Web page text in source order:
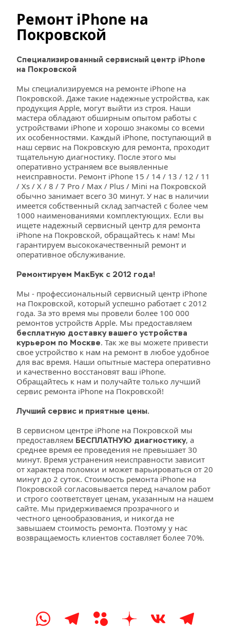
Ремонт iPhone на
Покровской
Специализированный сервисный центр iPhone
на Покровской
Мы специализируемся на ремонте iPhone на
Покровской. Даже такие надежные устройства, как
продукция Apple, могут выйти из строя. Наши
мастера обладают обширным опытом работы с
устройствами iPhone и хорошо знакомы со всеми
их особенностями. Каждый iPhone, поступающий в
наш сервис на Покровскую для ремонта, проходит
тщательную диагностику. После этого мы
оперативно устраняем все выявленные
неисправности. Ремонт iPhone 15 / 14 / 13 / 12 / 11
/ Xs / X / 8 / 7 Pro / Max / Plus / Mini на Покровской
обычно занимает всего 30 минут. У нас в наличии
имеется собственный склад запчастей с более чем
1000 наименованиями комплектующих. Если вы
ищете надежный сервисный центр для ремонта
iPhone на Покровской, обращайтесь к нам! Мы
гарантируем высококачественный ремонт и
оперативное обслуживание.
Ремонтируем МакБук с 2012 года!
Мы - профессиональный сервисный центр iPhone
на Покровской, который успешно работает с 2012
года. За это время мы провели более 100 000
бесплатную доставку вашего устройства
курьером по Москве. Так же вы можете привести
свое устройство к нам на ремонт в любое удобное
для вас время. Наши опытные мастера оперативно
и качественно восстановят ваш iPhone.
Обращайтесь к нам и получайте только лучший
сервис ремонта iPhone на Покровской!
Лучший сервис и приятные цены.
В сервисном центре iPhone на Покровской мы
предоставляем БЕСПЛАТНУЮ диагностику, а
среднее время ее проведения не превышает 30
минут. Время устранения неисправности зависит
от характера поломки и может варьироваться от 20
минут до 2 суток. Стоимость ремонта iPhone на
Покровской согласовывается перед началом работ
и строго соответствует ценам, указанным на нашем
сайте. Мы придерживаемся прозрачного и
честного ценообразования, и никогда не
завышаем стоимость ремонта. Поэтому у нас
возвращаемость клиентов составляет более 70%.